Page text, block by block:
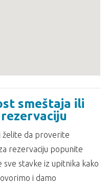
smeštaja ili
želite da proverite
rezervaciju popunite
stavke iz upitnika kako
i damo